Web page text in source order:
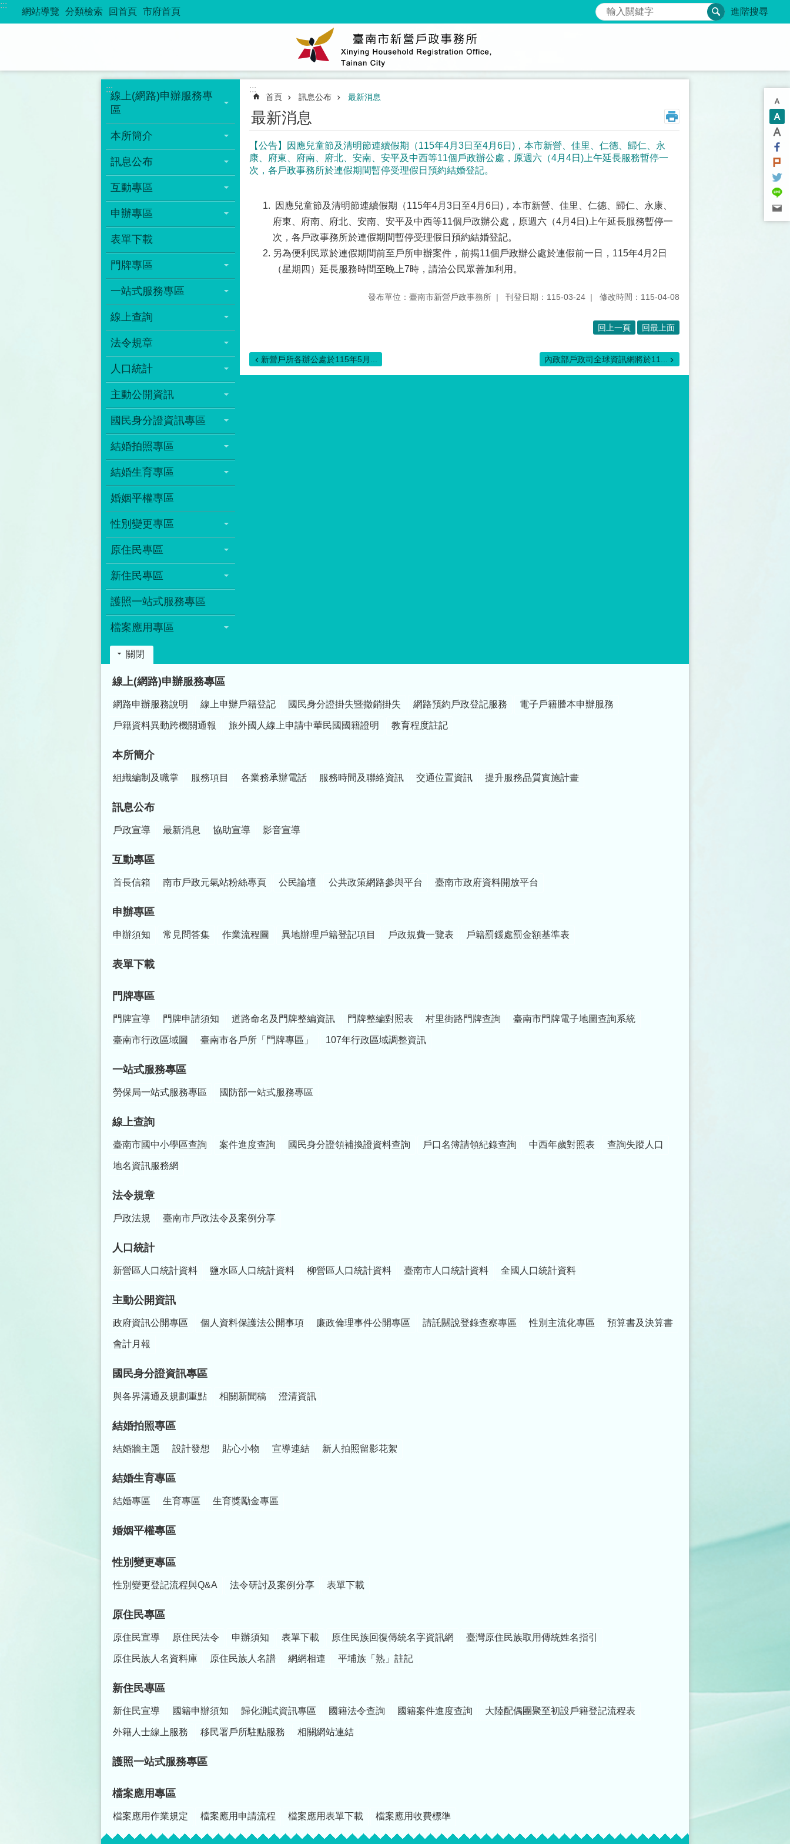
跳到主要內容區塊
:::
網站導覽 分類檢索 回首頁 市府首頁 搜尋 進階搜尋
:::
線上(網路)申辦服務專
區
本所簡介
訊息公布
互動專區
申辦專區
表單下載
門牌專區
一站式服務專區
線上查詢
法令規章
人口統計
主動公開資訊
國民身分證資訊專區
結婚拍照專區
結婚生育專區
婚姻平權專區
性別變更專區
原住民專區
新住民專區
護照一站式服務專區
檔案應用專區
:::
首頁 訊息公布 最新消息
最新消息
【公告】因應兒童節及清明節連續假期（115年4月3日至4月6日)，本市新營、佳里、仁德、歸仁、永
康、府東、府南、府北、安南、安平及中西等11個戶政辦公處，原週六（4月4日)上午延長服務暫停一
次，各戶政事務所於連假期間暫停受理假日預約結婚登記。
因應兒童節及清明節連續假期（115年4月3日至4月6日)，本市新營、佳里、仁德、歸仁、永康、
府東、府南、府北、安南、安平及中西等11個戶政辦公處，原週六（4月4日)上午延長服務暫停一
次，各戶政事務所於連假期間暫停受理假日預約結婚登記。
另為便利民眾於連假期間前至戶所申辦案件，前揭11個戶政辦公處於連假前一日，115年4月2日
（星期四）延長服務時間至晚上7時，請洽公民眾善加利用。
發布單位：臺南市新營戶政事務所 刊登日期：115-03-24 修改時間：115-04-08
回上一頁 回最上面
新營戶所各辦公處於115年5月... 內政部戶政司全球資訊網將於11...
關閉
線上(網路)申辦服務專區
網路申辦服務說明 線上申辦戶籍登記 國民身分證掛失暨撤銷掛失 網路預約戶政登記服務 電子戶籍謄本申辦服務
戶籍資料異動跨機關通報 旅外國人線上申請中華民國國籍證明 教育程度註記
本所簡介
組織編制及職掌 服務項目 各業務承辦電話 服務時間及聯絡資訊 交通位置資訊 提升服務品質實施計畫
訊息公布
戶政宣導 最新消息 協助宣導 影音宣導
互動專區
首長信箱 南市戶政元氣站粉絲專頁 公民論壇 公共政策網路參與平台 臺南市政府資料開放平台
申辦專區
申辦須知 常見問答集 作業流程圖 異地辦理戶籍登記項目 戶政規費一覽表 戶籍罰鍰處罰金額基準表
表單下載
門牌專區
門牌宣導 門牌申請須知 道路命名及門牌整編資訊 門牌整編對照表 村里街路門牌查詢 臺南市門牌電子地圖查詢系統
臺南市行政區域圖 臺南市各戶所「門牌專區」 107年行政區域調整資訊
一站式服務專區
勞保局一站式服務專區 國防部一站式服務專區
線上查詢
臺南市國中小學區查詢 案件進度查詢 國民身分證領補換證資料查詢 戶口名簿請領紀錄查詢 中西年歲對照表 查詢失蹤人口
地名資訊服務網
法令規章
戶政法規 臺南市戶政法令及案例分享
人口統計
新營區人口統計資料 鹽水區人口統計資料 柳營區人口統計資料 臺南市人口統計資料 全國人口統計資料
主動公開資訊
政府資訊公開專區 個人資料保護法公開事項 廉政倫理事件公開專區 請託關說登錄查察專區 性別主流化專區 預算書及決算書
會計月報
國民身分證資訊專區
與各界溝通及規劃重點 相關新聞稿 澄清資訊
結婚拍照專區
結婚牆主題 設計發想 貼心小物 宣導連結 新人拍照留影花絮
結婚生育專區
結婚專區 生育專區 生育獎勵金專區
婚姻平權專區
性別變更專區
性別變更登記流程與Q&A 法令研討及案例分享 表單下載
原住民專區
原住民宣導 原住民法令 申辦須知 表單下載 原住民族回復傳統名字資訊網 臺灣原住民族取用傳統姓名指引
原住民族人名資料庫 原住民族人名譜 網網相連 平埔族「熟」註記
新住民專區
新住民宣導 國籍申辦須知 歸化測試資訊專區 國籍法令查詢 國籍案件進度查詢 大陸配偶團聚至初設戶籍登記流程表
外籍人士線上服務 移民署戶所駐點服務 相關網站連結
護照一站式服務專區
檔案應用專區
檔案應用作業規定 檔案應用申請流程 檔案應用表單下載 檔案應用收費標準